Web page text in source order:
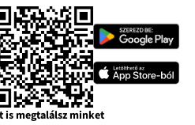
A
link
új
ablakban
nyílik
meg
A
link
új
ablakban
is megtalálsz minket